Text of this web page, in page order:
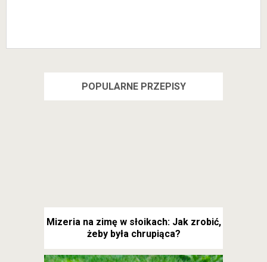
POPULARNE PRZEPISY
Mizeria na zimę w słoikach: Jak zrobić,
żeby była chrupiąca?